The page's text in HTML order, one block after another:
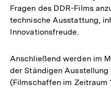
Fragen des DDR-Films
technische Ausstattung,
Innovationsfreude.
Anschließend werden im
der Ständigen
(Filmschaffen im Zeitraum